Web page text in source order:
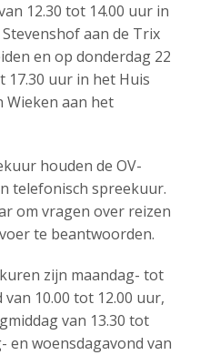
12.30 tot 14.00 uur in
aan de Trix
en op donderdag 22
17.30 uur in het Huis
Wieken aan het
houden de OV-
telefonisch spreekuur.
om vragen over reizen
te beantwoorden.
zijn maandag- tot
10.00 tot 12.00 uur,
van 13.30 tot
en woensdagavond van